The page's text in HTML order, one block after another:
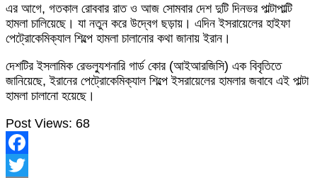
এর আগে, গতকাল রোববার রাত ও আজ সোমবার দেশ দুটি দিনভর পাল্টাপাল্টি
হামলা চালিয়েছে। যা নতুন করে উদ্বেগ ছড়ায়। এদিন ইসরায়েলের হাইফা
পেট্রোকেমিক্যাল শিল্পে হামলা চালানোর কথা জানায় ইরান।
দেশটির ইসলামিক রেভল্যুশনারি গার্ড কোর (আইআরজিসি) এক বিবৃতিতে
জানিয়েছে, ইরানের পেট্রোকেমিক্যাল শিল্পে ইসরায়েলের হামলার জবাবে এই পাল্টা
হামলা চালানো হয়েছে।
Post Views: 68
Facebook